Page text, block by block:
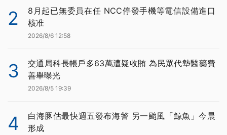
2
8月起已無委員在任 NCC停發手機等電信設備進口
核准
2026/8/6 12:58
3
交通局科長帳戶多63萬遭疑收賄 為民眾代墊醫藥費
善舉曝光
2026/8/5 19:39
4
白海豚估最快週五發布海警 另一颱風「鯨魚」今晨
形成